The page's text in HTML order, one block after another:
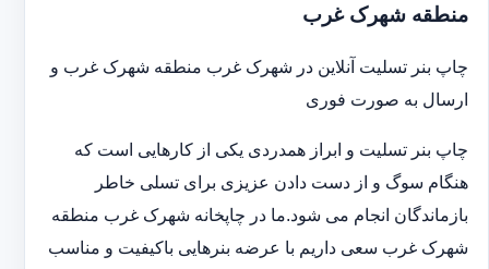
منطقه شهرک غرب
چاپ بنر تسلیت آنلاین در شهرک غرب منطقه شهرک غرب و
ارسال به صورت فوری
چاپ بنر تسلیت و ابراز همدردی یکی از کارهایی است که
هنگام سوگ و از دست دادن عزیزی برای تسلی خاطر
بازماندگان انجام می شود.ما در چاپخانه شهرک غرب منطقه
شهرک غرب سعی داریم با عرضه بنرهایی باکیفیت و مناسب